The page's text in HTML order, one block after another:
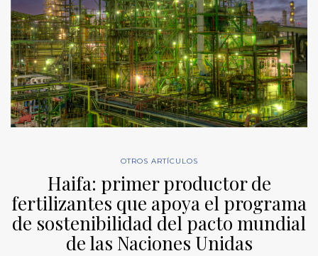
OTROS ARTÍCULOS
Haifa: primer productor de
fertilizantes que apoya el programa
de sostenibilidad del pacto mundial
de las Naciones Unidas